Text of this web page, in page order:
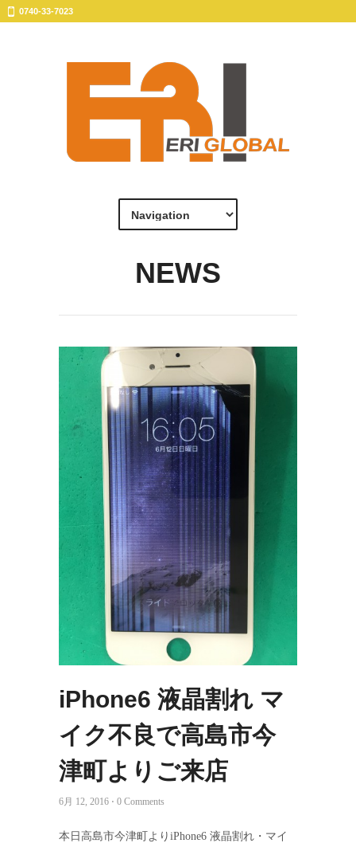
0740-33-7023
NEWS
iPhone6 液晶割れ マ
イク不良で高島市今
津町よりご来店
6月 12, 2016 ⋅ 0 Comments
本日高島市今津町よりiPhone6 液晶割れ・マイ